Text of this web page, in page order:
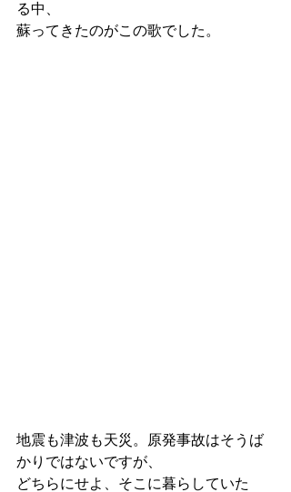
る中、
蘇ってきたのがこの歌でした。
地震も津波も天災。原発事故はそうば
かりではないですが、
どちらにせよ、そこに暮らしていた